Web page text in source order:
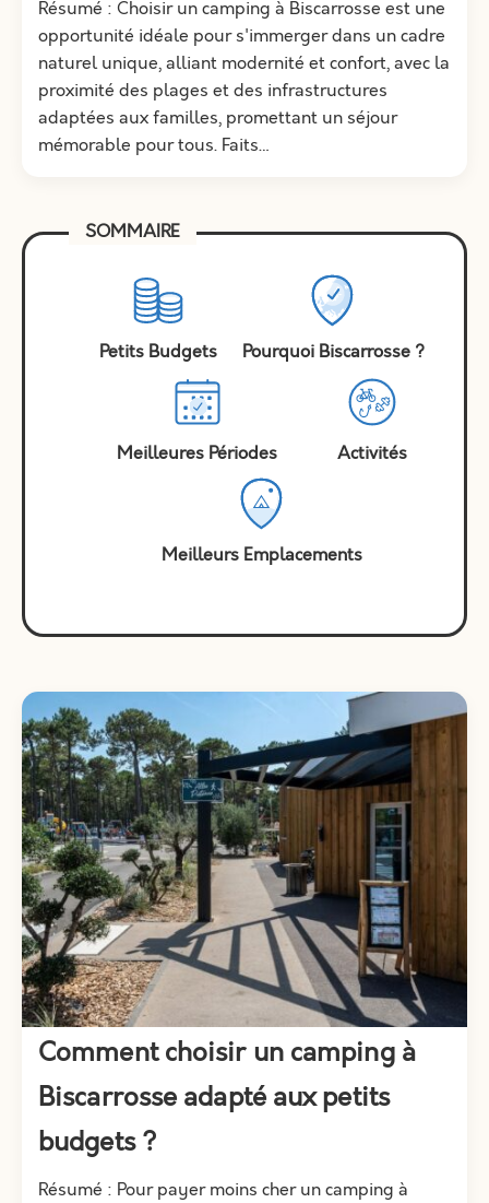
Résumé : Choisir un camping à Biscarrosse est une
opportunité idéale pour s'immerger dans un cadre
naturel unique, alliant modernité et confort, avec la
proximité des plages et des infrastructures
adaptées aux familles, promettant un séjour
mémorable pour tous. Faits…
SOMMAIRE
Petits Budgets Pourquoi Biscarrosse ?
Meilleures Périodes Activités
Meilleurs Emplacements
Comment choisir un camping à
Biscarrosse adapté aux petits
budgets ?
Résumé : Pour payer moins cher un camping à